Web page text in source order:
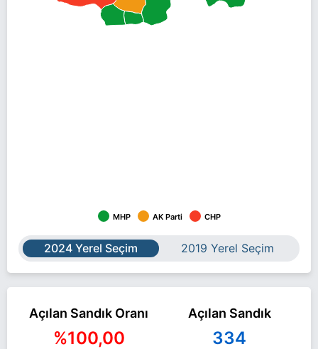
MHP AK Parti CHP
2024 Yerel Seçim 2019 Yerel Seçim
Açılan Sandık Oranı
%100,00
Açılan Sandık
334